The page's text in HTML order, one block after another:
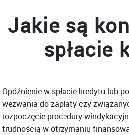
Jakie są
spłacie
Opóźnienie w spłacie kredytu lub
wezwania do zapłaty czy
rozpoczęcie procedury
trudnością w otrzymaniu